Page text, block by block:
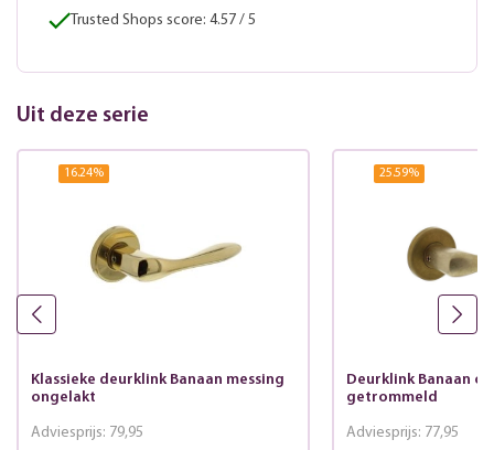
Trusted Shops score: 4.57 / 5
Uit deze serie
16.24%
Klassieke deurklink Banaan messing
ongelakt
Adviesprijs: 79,95
25.59%
Deurklink Banaan
getrommeld
Adviesprijs: 77,95